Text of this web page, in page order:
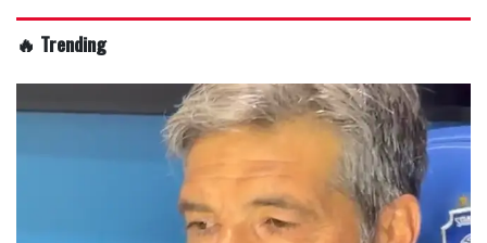
🔥 Trending